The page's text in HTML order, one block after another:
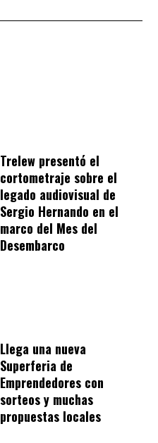
Trelew presentó el
cortometraje sobre el
legado audiovisual de
Sergio Hernando en el
marco del Mes del
Desembarco
Llega una nueva
Superferia de
Emprendedores con
sorteos y muchas
propuestas locales